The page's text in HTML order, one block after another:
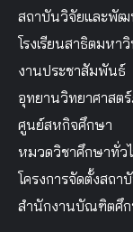
สถาบันวิจัยและพัฒ
โรงเรียนสาธิตมหา
งานประชาสัมพันธ์
อุทยานวิทยาศาสต
ศูนย์สหกิจศึกษา
หมวดวิชาศึกษาทั่ว
โครงการจัดตั้งสถา
สำนักงานบัณฑิตศึ